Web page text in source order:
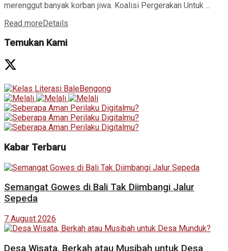
merenggut banyak korban jiwa. Koalisi Pergerakan Untuk ...
Read moreDetails
Temukan Kami
Kabar Terbaru
Semangat Gowes di Bali Tak Diimbangi Jalur
Sepeda
7 August 2026
Desa Wisata, Berkah atau Musibah untuk Desa